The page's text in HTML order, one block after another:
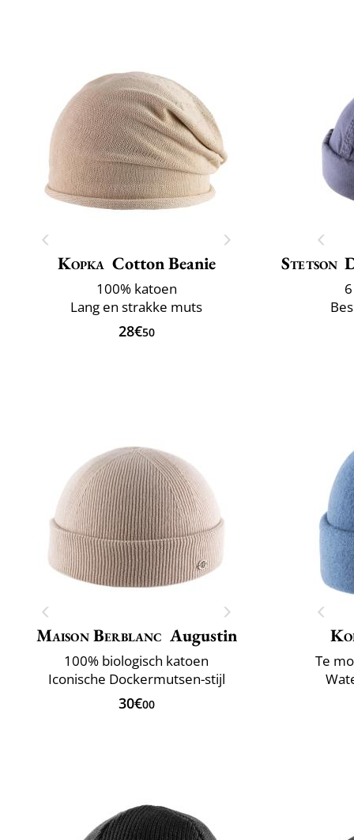
Kopka Cotton Beanie
100% katoen
Lang en strakke muts
28€50
Stetson
Maison Berblanc Augustin
100% biologisch katoen
Iconische Dockermutsen-stijl
30€00
Te